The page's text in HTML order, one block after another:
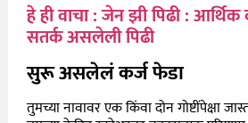
हे ही वाचा : जेन झी पिढी :
सतर्क असलेली पिढी
सुरू असलेलं कर्ज फेडा
तुमच्या नावावर एक किंवा दोन गोष्टींपेक्षा